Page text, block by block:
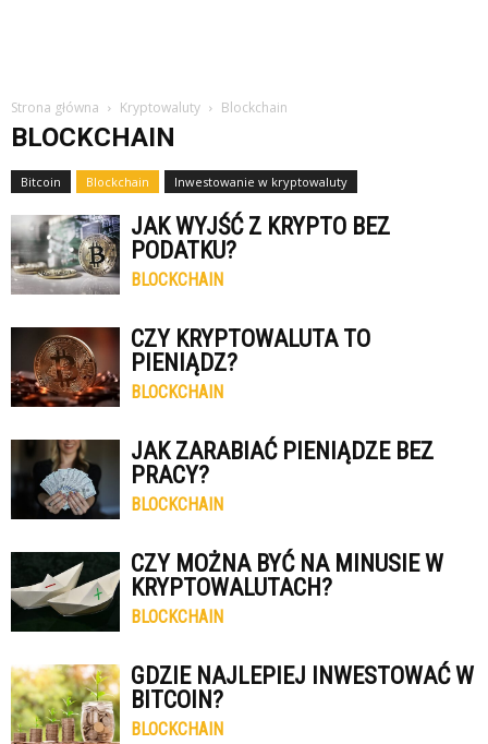
Strona główna Kryptowaluty Blockchain
BLOCKCHAIN
Bitcoin Blockchain Inwestowanie w kryptowaluty
JAK WYJŚĆ Z KRYPTO BEZ
PODATKU?
BLOCKCHAIN
CZY KRYPTOWALUTA TO
PIENIĄDZ?
BLOCKCHAIN
JAK ZARABIAĆ PIENIĄDZE BEZ
PRACY?
BLOCKCHAIN
CZY MOŻNA BYĆ NA MINUSIE W
KRYPTOWALUTACH?
BLOCKCHAIN
GDZIE NAJLEPIEJ INWESTOWAĆ W
BITCOIN?
BLOCKCHAIN